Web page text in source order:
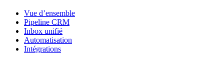
Vue d’ensemble
Pipeline CRM
Inbox unifié
Automatisation
Intégrations